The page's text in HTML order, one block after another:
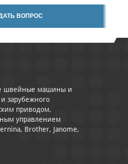
ВОПРОС
швейные машины и
зарубежного
приводом,
управлением
Brother, Janome,